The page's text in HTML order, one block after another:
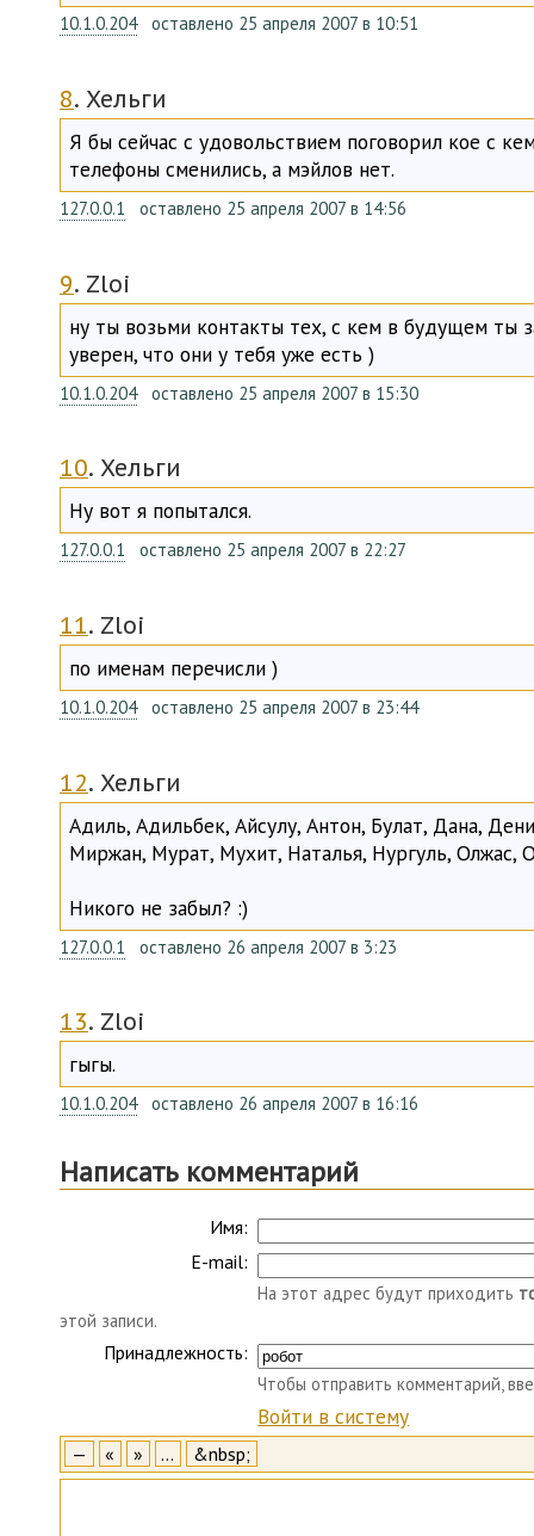
10.1.0.204оставлено 25 апреля 2007 в 10:51
8. Хельги
Я бы сейчас с удовольствием поговорил кое с
телефоны сменились, а мэйлов нет.
127.0.0.1 оставлено 25 апреля 2007 в 14:56
9. Zloi
ну ты возьми контакты тех, с кем в будущем ты
уверен, что они у тебя уже есть )
10.1.0.204оставлено 25 апреля 2007 в 15:30
10. Хельги
Ну вот я попытался.
127.0.0.1 оставлено 25 апреля 2007 в 22:27
11. Zloi
по именам перечисли )
10.1.0.204оставлено 25 апреля 2007 в 23:44
12. Хельги
Адиль, Адильбек, Айсулу, Антон, Булат, Дана,
Миржан, Мурат, Мухит, Наталья, Нургуль, Олжас,
Никого не забыл? :)
127.0.0.1 оставлено 26 апреля 2007 в 3:23
13. Zloi
гыгы.
10.1.0.204оставлено 26 апреля 2007 в 16:16
Написать комментарий
Имя:
E-mail:
На этот адрес будут приходить
этой записи.
Принадлежность:
Чтобы отправить комментарий,
Войти в систему
— « » … &nbsp;